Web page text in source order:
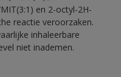
en 2-octyl-2H-
reactie veroorzaken.
inhaleerbare
niet inademen.